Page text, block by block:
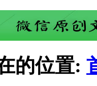
的位置: